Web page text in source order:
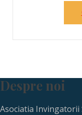
Despre noi
Asociatia